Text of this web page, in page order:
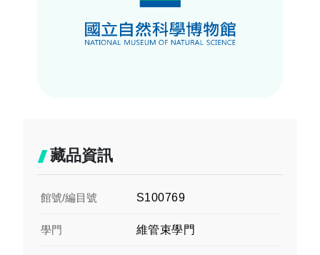
藏品資訊
館號/編目號 S100769
學門 維管束學門